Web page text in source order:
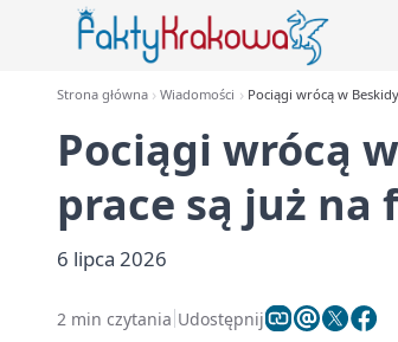
Strona główna Wiadomości Pociągi wrócą w
Pociągi wrócą
prace są już na
6 lipca 2026
2 min czytania Udostępnij